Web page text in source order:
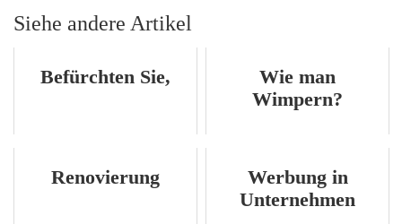
Siehe andere Artikel
Befürchten Sie,
Wie man
Wimpern?
Renovierung
Werbung in
Unternehmen